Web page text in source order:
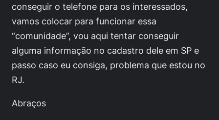
conseguir o telefone para os interessados,
vamos colocar para funcionar essa
“comunidade”, vou aqui tentar conseguir
alguma informação no cadastro dele em SP e
passo caso eu consiga, problema que estou no
RJ.
Abraços